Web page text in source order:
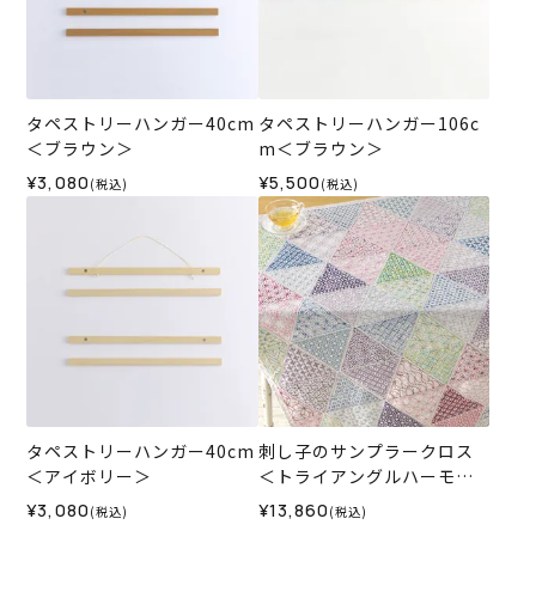
タペストリーハンガー40cm
＜ブラウン＞
¥3,080 (税込)
タペストリーハンガー106c
m＜ブラウン＞
¥5,500 (税込)
タペストリーハンガー40cm
＜アイボリー＞
¥3,080 (税込)
刺し子のサンプラークロス
＜トライアングルハーモニ
ー＞
¥13,860 (税込)